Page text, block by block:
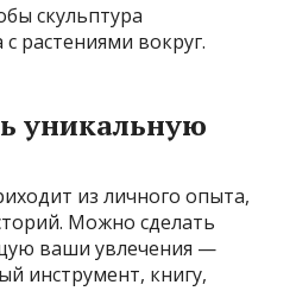
скульптура
растениями вокруг.
уникальную
из личного опыта,
Можно сделать
ваши увлечения —
инструмент, книгу,